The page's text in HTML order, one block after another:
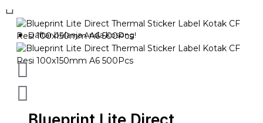
Daftar belanja Anda kosong!